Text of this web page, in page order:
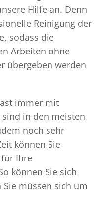
Hilfe an. Denn
Reinigung der
sodass die
Arbeiten ohne
übergeben werden
immer mit
sind in den meisten
noch sehr
können Sie
Ihre
können Sie sich
müssen sich um